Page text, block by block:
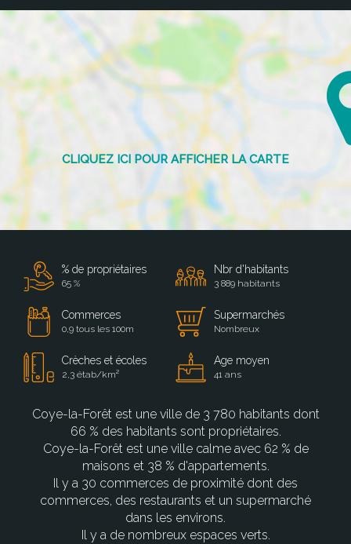
% de propriétaires
65 %
Nbr d'habitants
3 889 habitants
Commerces
0,9 tous les 100m
Supermarchés
Nombreux
Crèches et écoles
2,3 étab/km²
Age moyen
41 ans
Coye-la-Forêt est une ville de 3 780 habitants dont
66 % des habitants sont propriétaires.
Coye-la-Forêt est une ville calme avec 62 % de
maisons et 38 % d'appartements.
Il y a 30 commerces de proximité dont des
commerces, des restaurants et un supermarché
dans les environs.
Il y a de nombreux espaces verts.